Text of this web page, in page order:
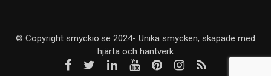
© Copyright smyckio.se 2024- Unika smycken, skapade med
hjärta och hantverk